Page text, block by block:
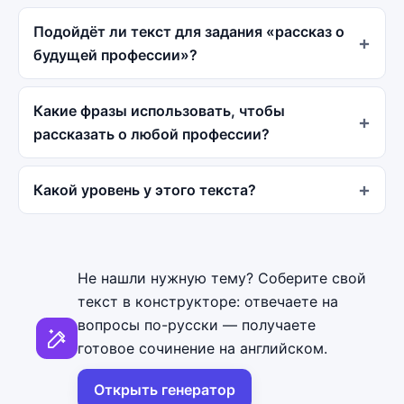
Подойдёт ли текст для задания «рассказ о
будущей профессии»?
Какие фразы использовать, чтобы
рассказать о любой профессии?
Какой уровень у этого текста?
Не нашли нужную тему? Соберите свой
текст в конструкторе: отвечаете на
вопросы по-русски — получаете
готовое сочинение на английском.
Открыть генератор